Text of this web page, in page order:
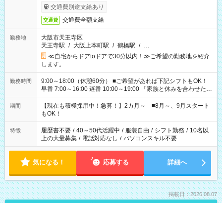
交通費別途支給あり
交通費 交通費全額支給
勤務地
大阪市天王寺区
天王寺駅 / 大阪上本町駅 / 鶴橋駅 / …
≪自宅からドアtoドアで30分以内！≫ご希望の勤務地を紹介
します。
勤務時間
9:00～18:00（休憩60分） ■ご希望があれば下記シフトもOK！
早番 7:00～16:00 遅番 10:00～19:00 「家族と休みを合わせた
い」 「余裕を持って夕飯の準備がしたい」 「できれば残業はし
たくない」 など、ご希望を教えてくださいね。 ※Wワーク希望
の方へ 今ご覧のお仕事で希望する勤務時間と、もう1つのお仕事
の勤務時間。 合計で週40時間を超える場合は応募できません。
期間
【現在も積極採用中！急募！】2カ月～ ■8月～、9月スタート
もOK！
特徴 履歴書不要 / 40～50代活躍中 / 服装自由 / シフト勤務 / 10名以
上の大量募集 / 電話対応なし / パソコンスキル不要
気になる！ 応募する 詳細へ
掲載日：2026.08.07